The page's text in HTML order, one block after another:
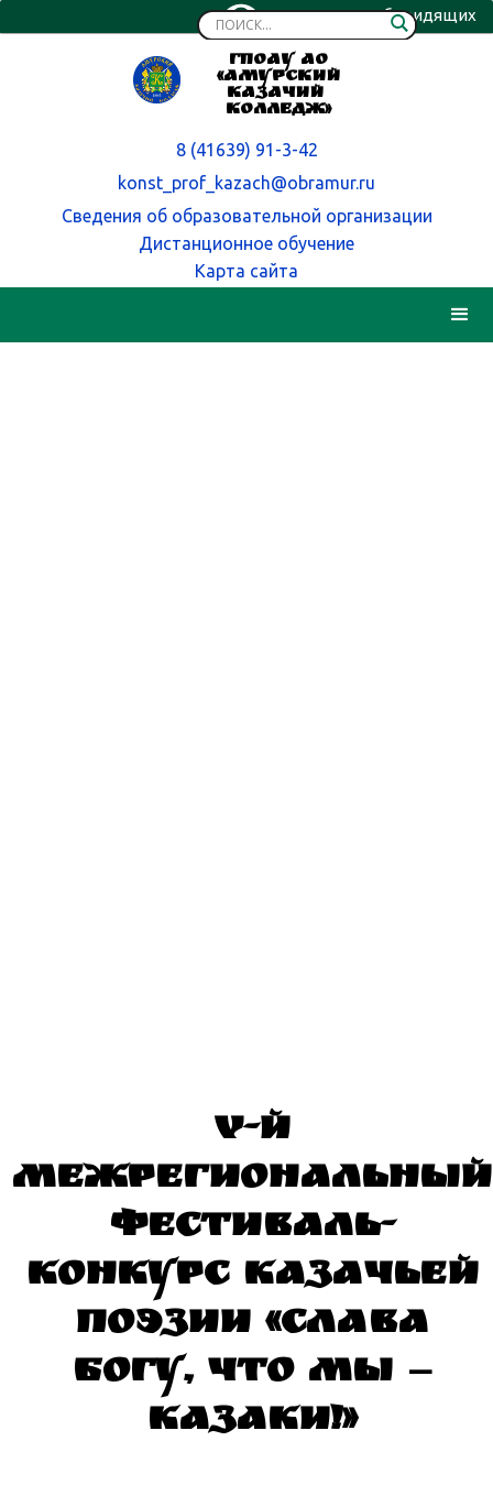
Версия для слабовидящих
ГПОАУ АО
«Амурский
казачий
колледж»
8 (41639) 91-3-42
konst_prof_kazach@obramur.ru
Сведения об образовательной организации
Дистанционное обучение
Карта сайта
V-й
Межрегиональный
фестиваль-
конкурс казачьей
поэзии «Слава
Богу, что мы —
казаки!»